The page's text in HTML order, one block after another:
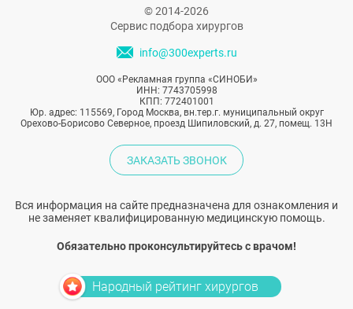
© 2014-2026
Сервис подбора хирургов
info@300experts.ru
ООО «Рекламная группа «СИНОБИ»
ИНН: 7743705998
КПП: 772401001
Юр. адрес: 115569, Город Москва, вн.тер.г. муниципальный округ
Орехово-Борисово Северное, проезд Шипиловский, д. 27, помещ. 13Н
ЗАКАЗАТЬ ЗВОНОК
Вся информация на сайте предназначена для ознакомления и
не заменяет квалифицированную медицинскую помощь.
Обязательно проконсультируйтесь с врачом!
Народный рейтинг хирургов